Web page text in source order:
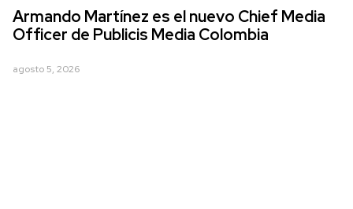
Armando Martínez es el nuevo Chief Media
Officer de Publicis Media Colombia
agosto 5, 2026